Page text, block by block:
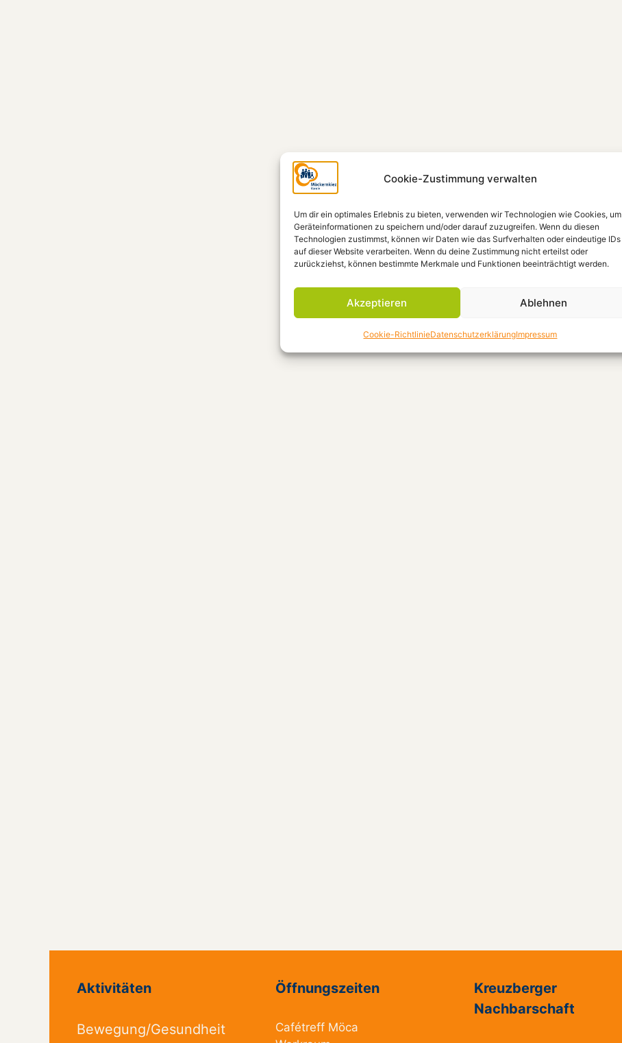
Cookie-Zustimmung verwalten
Um dir ein optimales Erlebnis zu bieten, verwenden wir Technologien wie Cookies, um
Geräteinformationen zu speichern und/oder darauf zuzugreifen. Wenn du diesen
Technologien zustimmst, können wir Daten wie das Surfverhalten oder eindeutige IDs
auf dieser Website verarbeiten. Wenn du deine Zustimmung nicht erteilst oder
zurückziehst, können bestimmte Merkmale und Funktionen beeinträchtigt werden.
Akzeptieren Ablehnen
Cookie-RichtlinieDatenschutzerklärungImpressum
Aktivitäten
Bewegung/Gesundheit
Öffnungszeiten
Cafétreff Möca
Kreuzberger
Nachbarschaft